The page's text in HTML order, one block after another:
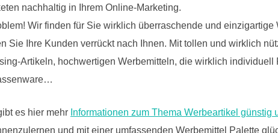
nachhaltig in Ihrem Online-Marketing.
Wir finden für Sie wirklich überraschende und einzigartige
Sie Ihre Kunden verrückt nach Ihnen. Mit tollen und wirklich
Artikeln, hochwertigen Werbemitteln, die wirklich individuell
es hier mehr Informationen zum Thema Werbeartikel günstig
und mit einer umfassenden Werbemittel Palette